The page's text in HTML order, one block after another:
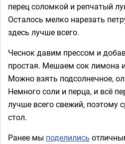
перец соломкой и репчатый
Осталось мелко нарезать
здесь лучше всего.
Чеснок давим прессом и
простая. Мешаем сок лимона
Можно взять подсолнечное,
Немного соли и перца, и всё
лучше всего свежий, поэтому
стол.
Ранее мы поделились